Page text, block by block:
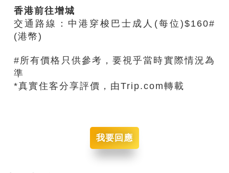
香港前往增城
交通路線：中港穿梭巴士成人(每位)$160#
(港幣)
#所有價格只供參考，要視乎當時實際情況為
準
*真實住客分享評價，由Trip.com轉載
我要回應